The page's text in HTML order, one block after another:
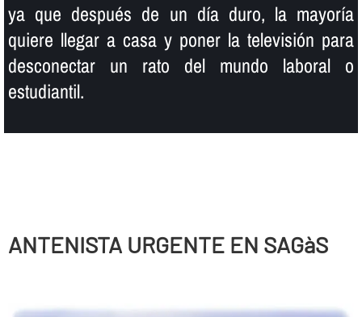
ya que después de un dí­a duro, la mayorí­a
quiere llegar a casa y poner la televisión para
desconectar un rato del mundo laboral o
estudiantil.
ANTENISTA URGENTE EN SAGàS